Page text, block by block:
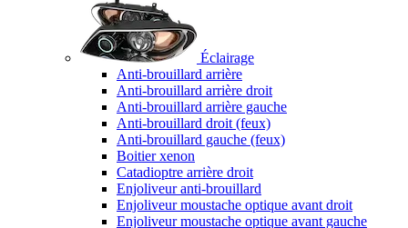
Éclairage
Anti-brouillard arrière
Anti-brouillard arrière droit
Anti-brouillard arrière gauche
Anti-brouillard droit (feux)
Anti-brouillard gauche (feux)
Boitier xenon
Catadioptre arrière droit
Enjoliveur anti-brouillard
Enjoliveur moustache optique avant droit
Enjoliveur moustache optique avant gauche